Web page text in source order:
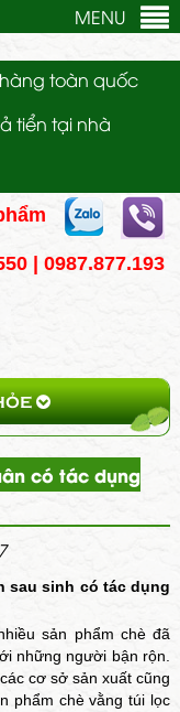
toàn quốc
tiển tại nhà
| 0987.877.193
MENU
có tác dụng
sau sinh có tác dụng
sản phẩm chè đã
những người bận rộn.
cơ sở sản xuất cũng
phẩm chè vằng túi lọc